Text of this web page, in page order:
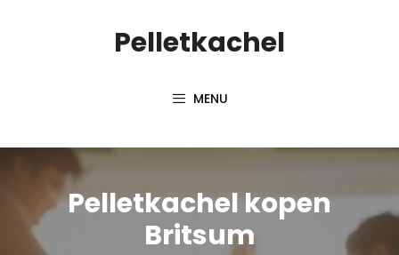
Pelletkachel
MENU
Pelletkachel kopen
Britsum